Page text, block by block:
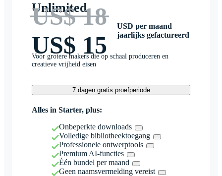
Unlimited
US$ 18
US$ 15
USD per maand
jaarlijks gefactureerd
Voor grotere makers die op schaal produceren en
creatieve vrijheid eisen
7 dagen gratis proefperiode
Alles in Starter, plus:
Onbeperkte downloads
Volledige bibliotheektoegang
Professionele ontwerptools
Premium AI-functies
Één bundel per maand
Geen naamsvermelding vereist